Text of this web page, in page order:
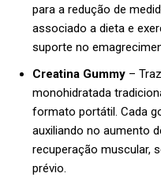
para a redução de
associado a dieta e
suporte no
Creatina Gummy –
monohidratada
formato portátil. Cada
auxiliando no aumento
recuperação muscular,
prévio.